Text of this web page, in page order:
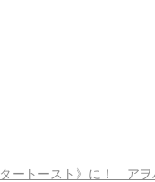
ートースト》に！ ア